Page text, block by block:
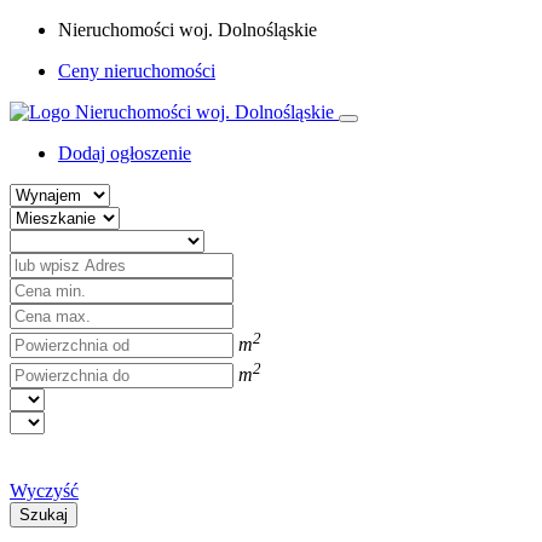
Nieruchomości woj. Dolnośląskie
Ceny nieruchomości
Dodaj ogłoszenie
m2
m2
Wyczyść
Szukaj